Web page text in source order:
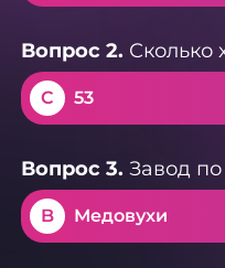
Вопрос 2. Сколько
C 53
Вопрос 3. Завод по
B Медовухи